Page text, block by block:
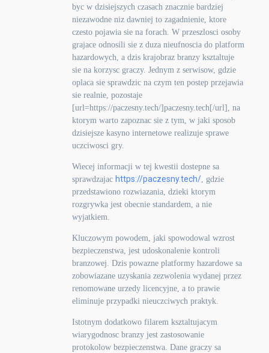
byc w dzisiejszych czasach znacznie bardziej
niezawodne niz dawniej to zagadnienie, ktore
czesto pojawia sie na forach. W przeszlosci osoby
grajace odnosili sie z duza nieufnoscia do platform
hazardowych, a dzis krajobraz branzy ksztaltuje
sie na korzysc graczy. Jednym z serwisow, gdzie
oplaca sie sprawdzic na czym ten postep przejawia
sie realnie, pozostaje
[url=https://paczesny.tech/]paczesny.tech[/url], na
ktorym warto zapoznac sie z tym, w jaki sposob
dzisiejsze kasyno internetowe realizuje sprawe
uczciwosci gry.
Wiecej informacji w tej kwestii dostepne sa
sprawdzajac https://paczesny.tech/, gdzie
przedstawiono rozwiazania, dzieki ktorym
rozgrywka jest obecnie standardem, a nie
wyjatkiem.
Kluczowym powodem, jaki spowodowal wzrost
bezpieczenstwa, jest udoskonalenie kontroli
branzowej. Dzis powazne platformy hazardowe sa
zobowiazane uzyskania zezwolenia wydanej przez
renomowane urzedy licencyjne, a to prawie
eliminuje przypadki nieuczciwych praktyk.
Istotnym dodatkowo filarem ksztaltujacym
wiarygodnosc branzy jest zastosowanie
protokolow bezpieczenstwa. Dane graczy sa